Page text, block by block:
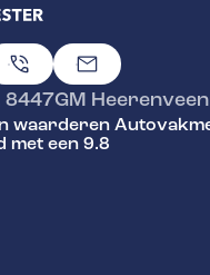
8447GM Heerenveen
waarderen
met een 9.8